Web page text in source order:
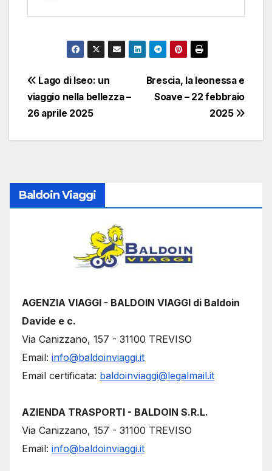
Navigazione
articoli
Brescia, la leonessa e
Soave – 22 febbraio
2025
Lago di Iseo: un
viaggio nella bellezza –
26 aprile 2025
Baldoin Viaggi
AGENZIA VIAGGI - BALDOIN VIAGGI di Baldoin
Davide e c.
Via Canizzano, 157 - 31100 TREVISO
Email: info@baldoinviaggi.it
Email certificata: baldoinviaggi@legalmail.it
AZIENDA TRASPORTI - BALDOIN S.R.L.
Via Canizzano, 157 - 31100 TREVISO
Email: info@baldoinviaggi.it